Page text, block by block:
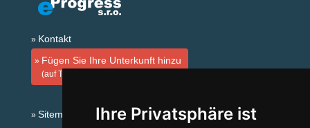
Ihre Privatsphäre ist
Kontakt
Fügen Sie Ihre Unterkunft hinzu
(auf Tschechisch)
Sitemap